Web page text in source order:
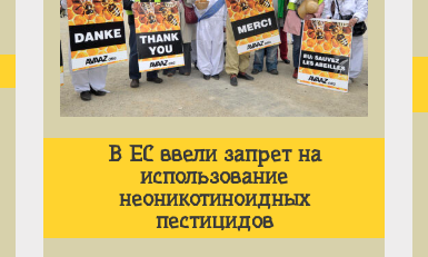
В ЕС ввели запрет на
использование
неоникотиноидных
пестицидов